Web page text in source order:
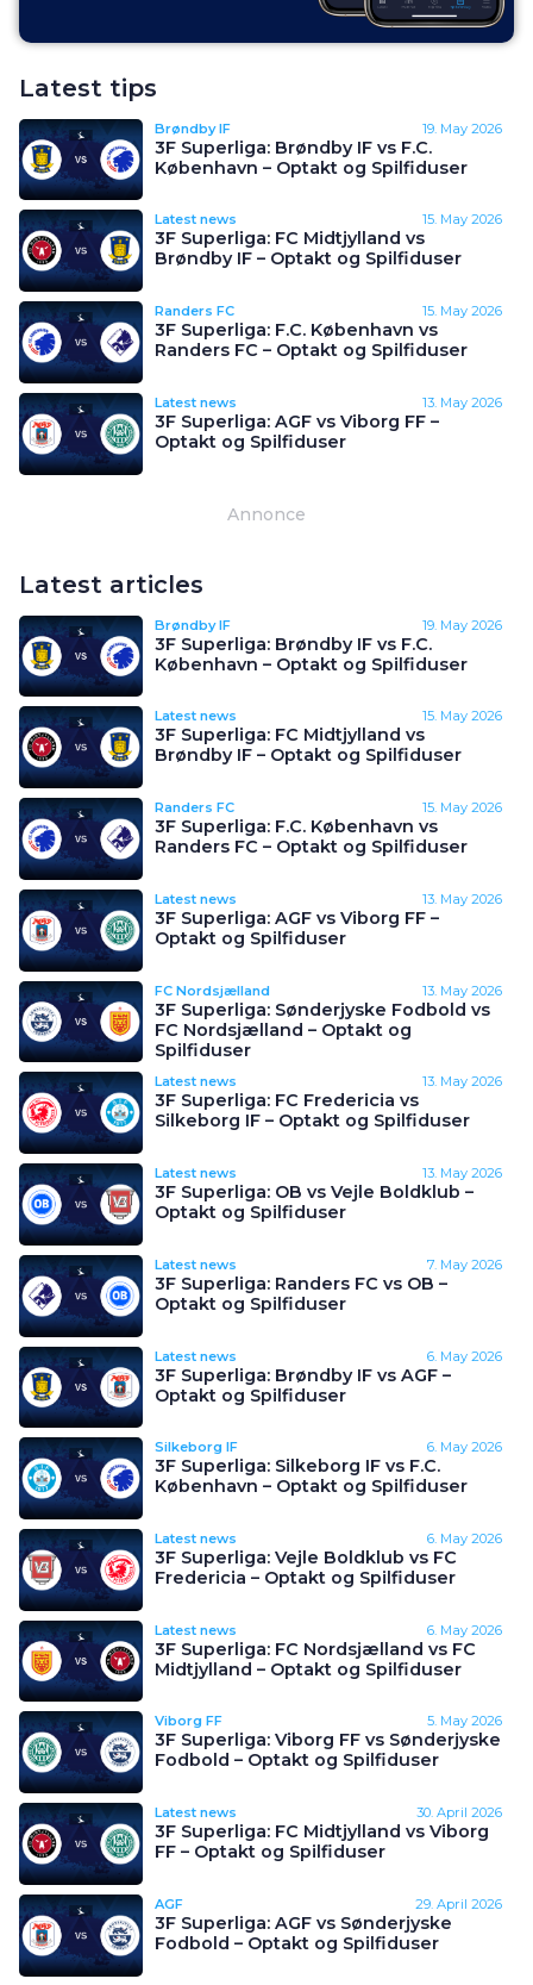
Latest tips
Brøndby IF 19. May 2026
3F Superliga: Brøndby IF vs F.C.
København – Optakt og Spilfiduser
Latest news 15. May 2026
3F Superliga: FC Midtjylland vs
Brøndby IF – Optakt og Spilfiduser
Randers FC 15. May 2026
3F Superliga: F.C. København vs
Randers FC – Optakt og Spilfiduser
Latest news 13. May 2026
3F Superliga: AGF vs Viborg FF –
Optakt og Spilfiduser
Annonce
Latest articles
Brøndby IF 19. May 2026
3F Superliga: Brøndby IF vs F.C.
København – Optakt og Spilfiduser
Latest news 15. May 2026
3F Superliga: FC Midtjylland vs
Brøndby IF – Optakt og Spilfiduser
Randers FC 15. May 2026
3F Superliga: F.C. København vs
Randers FC – Optakt og Spilfiduser
Latest news 13. May 2026
3F Superliga: AGF vs Viborg FF –
Optakt og Spilfiduser
FC Nordsjælland 13. May 2026
3F Superliga: Sønderjyske Fodbold vs
FC Nordsjælland – Optakt og
Spilfiduser
Latest news 13. May 2026
3F Superliga: FC Fredericia vs
Silkeborg IF – Optakt og Spilfiduser
Latest news 13. May 2026
3F Superliga: OB vs Vejle Boldklub –
Optakt og Spilfiduser
Latest news 7. May 2026
3F Superliga: Randers FC vs OB –
Optakt og Spilfiduser
Latest news 6. May 2026
3F Superliga: Brøndby IF vs AGF –
Optakt og Spilfiduser
Silkeborg IF 6. May 2026
3F Superliga: Silkeborg IF vs F.C.
København – Optakt og Spilfiduser
Latest news 6. May 2026
3F Superliga: Vejle Boldklub vs FC
Fredericia – Optakt og Spilfiduser
Latest news 6. May 2026
3F Superliga: FC Nordsjælland vs FC
Midtjylland – Optakt og Spilfiduser
Viborg FF 5. May 2026
3F Superliga: Viborg FF vs Sønderjyske
Fodbold – Optakt og Spilfiduser
Latest news 30. April 2026
3F Superliga: FC Midtjylland vs Viborg
FF – Optakt og Spilfiduser
AGF 29. April 2026
3F Superliga: AGF vs Sønderjyske
Fodbold – Optakt og Spilfiduser